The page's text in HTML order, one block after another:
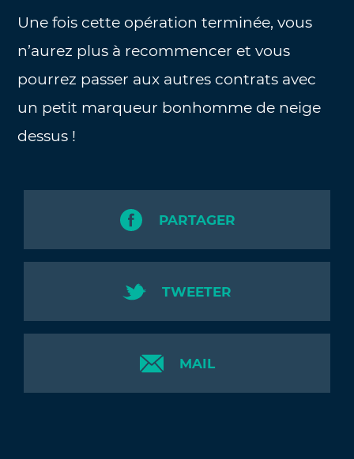
Une fois cette opération terminée, vous
n’aurez plus à recommencer et vous
pourrez passer aux autres contrats avec
un petit marqueur bonhomme de neige
dessus !
PARTAGER
TWEETER
MAIL